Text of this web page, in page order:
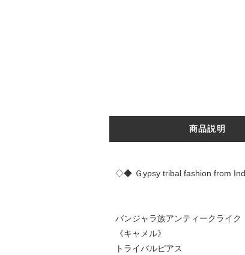
商品説明
◇◆ Ｇypsy tribal fashion from
バンジャラ族アンティークライク
《キャメル》
トライバルピアス